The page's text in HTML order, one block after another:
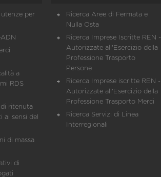
utenze per
a
RDS
di ritenuta
ai sensi del
di massa
di
Ricerca Aree di Fermata e
Nulla Osta
Ricerca Imprese Iscritte REN -
Autorizzate all'Esercizio della
Professione Trasporto
Persone
Ricerca Imprese iscritte REN -
Autorizzate all'Esercizio della
Professione Trasporto Merci
Ricerca Servizi di Linea
Interregionali